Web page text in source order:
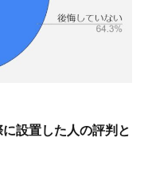
設置した人の評判と